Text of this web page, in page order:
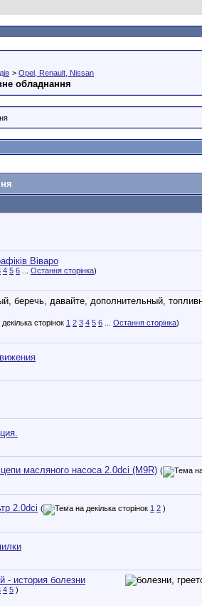
> Opel, Renault, Nissan
обладнання
Віваро
4 5 6 Остання сторінка)
1 2 3 4 5 6 Остання сторінка)
масляного насоса 2.0dci (M9R) (
2.0dci ( 1 2 )
- история болезни
4 5 )